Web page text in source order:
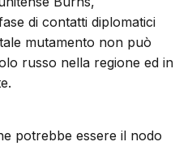
di contatti diplomatici
mutamento non può
russo nella regione ed in
potrebbe essere il nodo